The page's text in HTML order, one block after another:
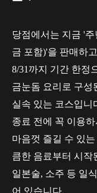
당점에서는 지금 '주
금 포함)'을 판매하
8/31까지 기간 한정
금눈돔 요리로 구성
실속 있는 코스입니
종료 전에 꼭 이용
마음껏 즐길 수 있
큼한 음료부터 시작
일본술, 소주 등 일
어 있습니다.